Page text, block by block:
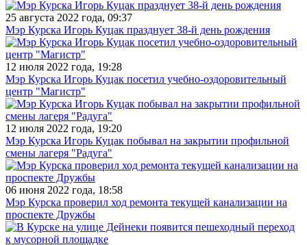
25 августа 2022 года, 09:37
Мэр Курска Игорь Куцак празднует 38-й день рождения
12 июля 2022 года, 19:28
Мэр Курска Игорь Куцак посетил учебно-оздоровительный
центр "Магистр"
12 июля 2022 года, 19:20
Мэр Курска Игорь Куцак побывал на закрытии профильной
смены лагеря "Радуга"
06 июня 2022 года, 18:58
Мэр Курска проверил ход ремонта текущей канализации на
проспекте Дружбы